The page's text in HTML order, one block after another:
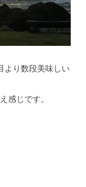
より数段美味しい
感じです。